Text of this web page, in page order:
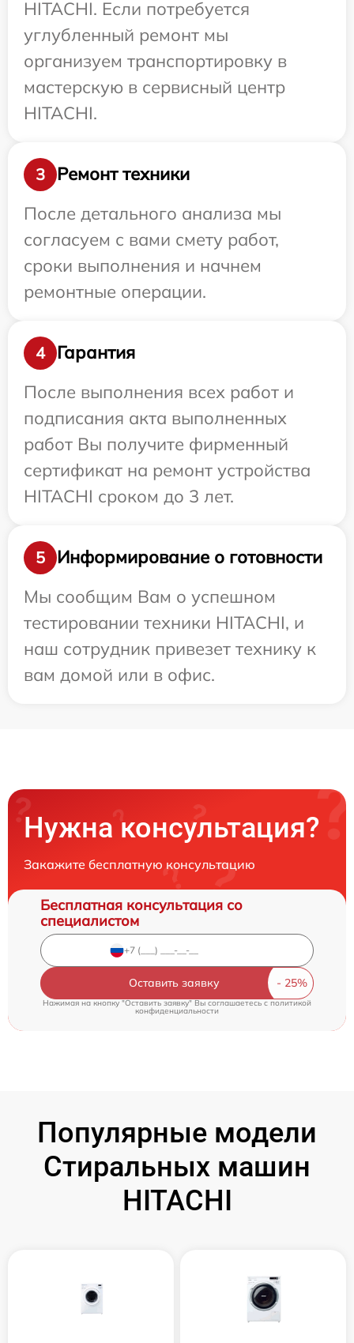
HITACHI. Если потребуется
углубленный ремонт мы
организуем транспортировку в
мастерскую в сервисный центр
HITACHI.
3
Ремонт техники
После детального анализа мы
согласуем с вами смету работ,
сроки выполнения и начнем
ремонтные операции.
4
Гарантия
После выполнения всех работ и
подписания акта выполненных
работ Вы получите фирменный
сертификат на ремонт устройства
HITACHI сроком до 3 лет.
5
Информирование о готовности
Мы сообщим Вам о успешном
тестировании техники HITACHI, и
наш сотрудник привезет технику к
вам домой или в офис.
Нужна консультация?
Закажите бесплатную консультацию
Бесплатная консультация со
специалистом
Оставить заявку
Нажимая на кнопку "Оставить заявку" Вы соглашаетесь cполитикой
конфиденциальности
Популярные модели
Стиральных машин
HITACHI